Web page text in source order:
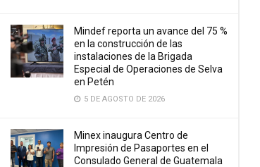
Mindef reporta un avance del 75 %
en la construcción de las
instalaciones de la Brigada
Especial de Operaciones de Selva
en Petén
5 DE AGOSTO DE 2026
Minex inaugura Centro de
Impresión de Pasaportes en el
Consulado General de Guatemala